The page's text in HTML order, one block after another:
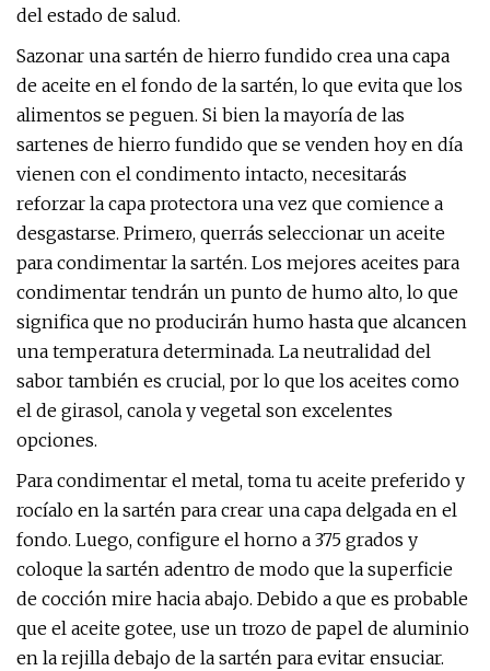
del estado de salud.
Sazonar una sartén de hierro fundido crea una capa
de aceite en el fondo de la sartén, lo que evita que los
alimentos se peguen. Si bien la mayoría de las
sartenes de hierro fundido que se venden hoy en día
vienen con el condimento intacto, necesitarás
reforzar la capa protectora una vez que comience a
desgastarse. Primero, querrás seleccionar un aceite
para condimentar la sartén. Los mejores aceites para
condimentar tendrán un punto de humo alto, lo que
significa que no producirán humo hasta que alcancen
una temperatura determinada. La neutralidad del
sabor también es crucial, por lo que los aceites como
el de girasol, canola y vegetal son excelentes
opciones.
Para condimentar el metal, toma tu aceite preferido y
rocíalo en la sartén para crear una capa delgada en el
fondo. Luego, configure el horno a 375 grados y
coloque la sartén adentro de modo que la superficie
de cocción mire hacia abajo. Debido a que es probable
que el aceite gotee, use un trozo de papel de aluminio
en la rejilla debajo de la sartén para evitar ensuciar.